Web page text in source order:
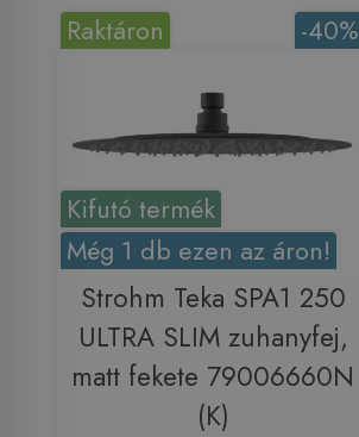
Kifutó termék
Még 1 db ezen az áron!
-40%
Raktáron
Strohm Teka SPA1 250
ULTRA SLIM zuhanyfej,
matt fekete 79006660N
(K)